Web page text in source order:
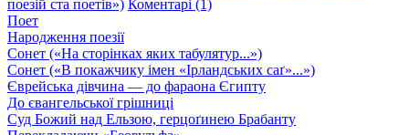
поезій ста поетів») Коментарі (1)
Поет
Народження поезії
Сонет («На сторінках яких табулятур...»)
Сонет («В покажчику імен «Ірландських саґ»...»)
Єврейська дівчина — до фараона Єгипту
До євангельської грішниці
Суд Божий над Ельзою, герцоґинею Брабанту